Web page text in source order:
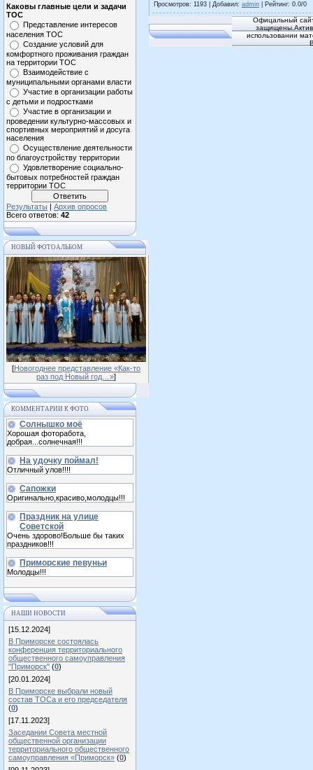
Каковы главные цели и задачи
ТОС
Представление интересов
населения ТОС
Создание условий для
комфортного проживания граждан
на территории ТОС
Взаимодействие с
муниципальными органами власти
Участие в организации работы
с детьми и подростками
Участие в организации и
проведении культурно-массовых и
спортивных мероприятий и досуга
населения
Осуществление деятельности
по благоустройству территории
Удовлетворение социально-
бытовых потребностей граждан
территории ТОС
Результаты | Архив опросов
Всего ответов: 42
НОВЫЙ ФОТОАЛЬБОМ
[Новогоднее представление «Как-то
раз под Новый год…»]
КОММЕНТАРИИ К ФОТО
Солнышко моё
Хорошая фоторабота,
добрая...солнечная!!!
На удочку поймал!
Отличный улов!!!!
Сапожки
Оригинально,красиво,молодцы!!!
Праздник на улице
Советской
Очень здорово!Больше бы таких
праздников!!!
Приморские певуньи
Молодцы!!!
НАШИ НОВОСТИ
[15.12.2024]
В Приморске состоялась
конференция территориального
общественного самоуправления
"Приморск" (0)
[20.01.2024]
В Приморске выбрали новый
состав ТОСа и его председателя
(0)
[17.11.2023]
Заседании Совета местной
общественной организации
территориального общественного
самоуправления «Приморск» (0)
Просмотров: 1193 | Добавил: admin Рейтинг: 0.0/0
Офицальный
использовании